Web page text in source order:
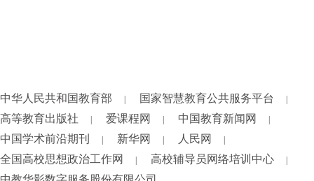
中华人民共和国教育部 | 国家智慧教育公共服务平台 |
高等教育出版社 | 爱课程网 | 中国教育新闻网 |
中国学术前沿期刊 | 新华网 | 人民网 |
全国高校思想政治工作网 | 高校辅导员网络培训中心 |